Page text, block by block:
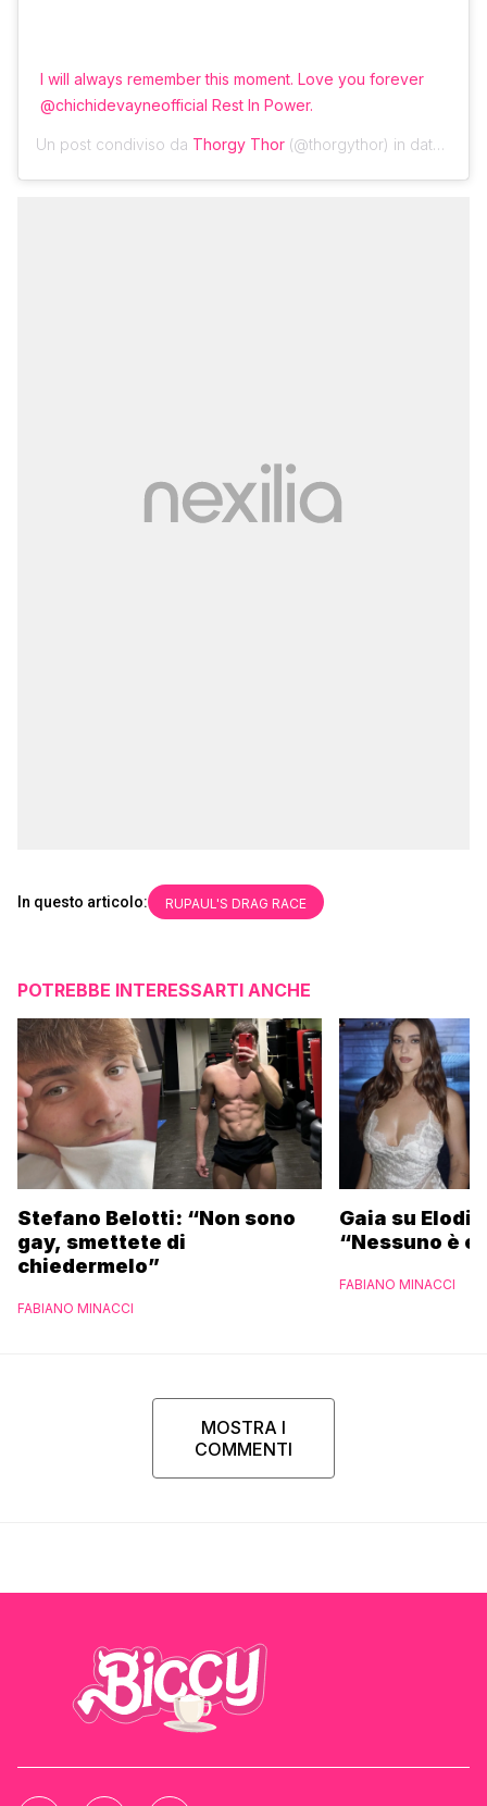
I will always remember this moment. Love you forever
@chichidevayneofficial Rest In Power.
Un post condiviso da Thorgy Thor (@thorgythor) in data:
In questo articolo: RUPAUL'S DRAG RACE
POTREBBE INTERESSARTI ANCHE
Stefano Belotti: “Non sono
gay, smettete di
chiedermelo”
FABIANO MINACCI
Gaia su
“Nessuno è
FABIANO MINACCI
MOSTRA I
COMMENTI